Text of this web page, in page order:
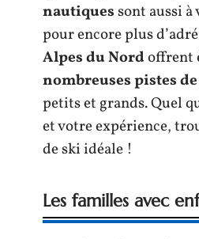
nautiquessont aussi
pour encore plus
Alpes du Nordoffrent
nombreuses pistes
petits et grands. Quel
et votre expérience,
de ski idéale !
Les familles avec